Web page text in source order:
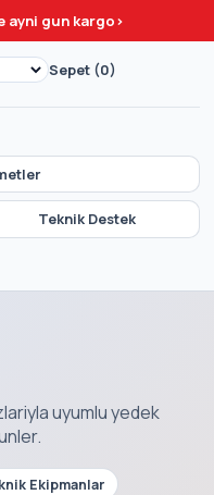
ayni gun kargo>
Teknik Destek
Sepet (0)
uyumlu yedek
Ekipmanlar